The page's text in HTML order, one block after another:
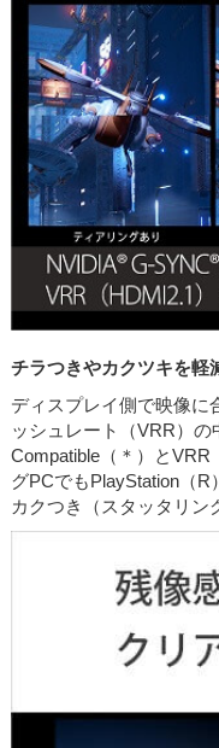
チラつきやカクツキを軽
ディスプレイ側で映像に
ッシュレート（VRR）の
Compatible（＊）と
グPCでもPlayStation（
カクつき（スタッタリン